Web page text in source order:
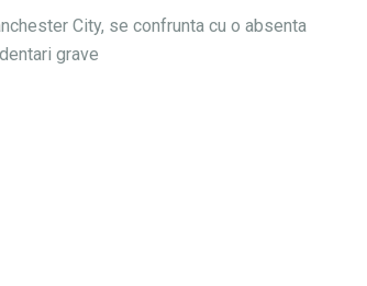
City, se confrunta cu o absenta
grave